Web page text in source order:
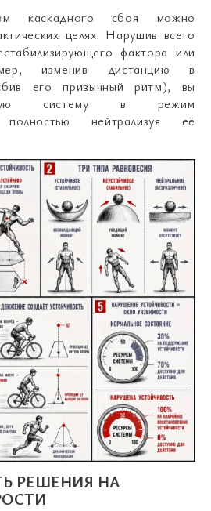
каскадного сбоя можно
целях. Нарушив всего
фактора или
изменив дистанцию в
его привычный ритм), вы
систему в режим
полностью нейтрализуя её
РЕШЕНИЯ НА